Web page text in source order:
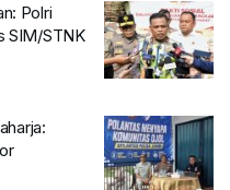
Polri
SIM/STNK